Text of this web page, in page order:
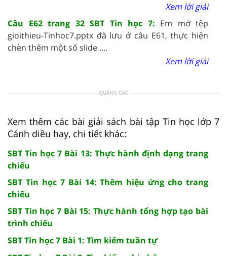
Xem lời giải
Câu E62 trang 32 SBT Tin học 7: Em mở tệp
gioithieu-Tinhoc7.pptx đã lưu ở câu E61, thực hiện
chèn thêm một số slide ....
Xem lời giải
QUẢNG CÁO
Xem thêm các bài giải sách bài tập Tin học lớp 7
Cánh diều hay, chi tiết khác:
SBT Tin học 7 Bài 13: Thực hành định dạng trang
chiếu
SBT Tin học 7 Bài 14: Thêm hiệu ứng cho trang
chiếu
SBT Tin học 7 Bài 15: Thực hành tổng hợp tạo bài
trình chiếu
SBT Tin học 7 Bài 1: Tìm kiếm tuần tự